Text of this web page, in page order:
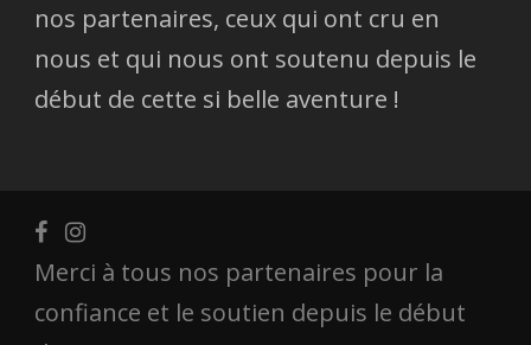
nos partenaires, ceux qui ont cru en
nous et qui nous ont soutenu depuis le
début de cette si belle aventure !
Merci à tous nos partenaires pour la
confiance et le soutien depuis le début